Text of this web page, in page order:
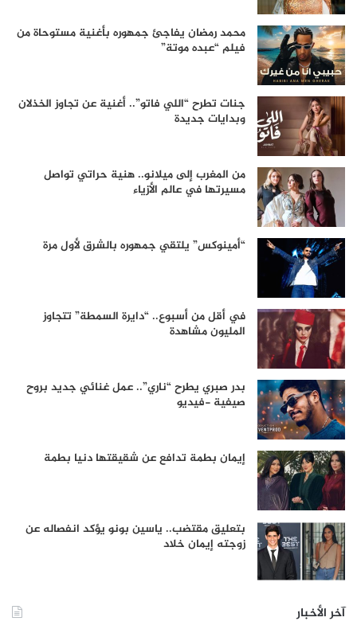
محمد رمضان يفاجئ جمهوره بأغنية مستوحاة من
فيلم “عبده موتة”
جنات تطرح “اللي فاتو”.. أغنية عن تجاوز الخذلان
وبدايات جديدة
من المغرب إلى ميلانو.. هنية حراتي تواصل
مسيرتها في عالم الأزياء
“أمينوكس” يلتقي جمهوره بالشرق لأول مرة
في أقل من أسبوع.. “دايرة السمطة” تتجاوز
المليون مشاهدة
بدر صبري يطرح “ناري”.. عمل غنائي جديد بروح
صيفية -فيديو
إيمان بطمة تدافع عن شقيقتها دنيا بطمة
بتعليق مقتضب.. ياسين بونو يؤكد انفصاله عن
زوجته إيمان خلاد
آخر الأخبار